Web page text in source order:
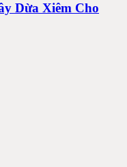
Dừa Xiêm Cho